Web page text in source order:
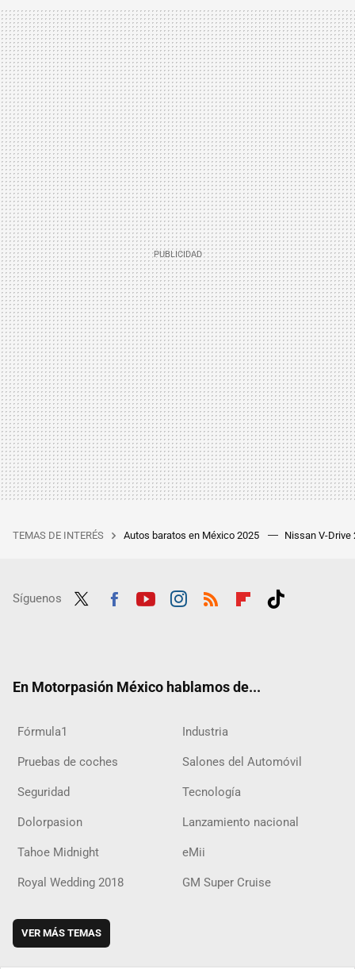
TEMAS DE INTERÉS Autos baratos en México 2025 Nissan V-Drive
Síguenos
En Motorpasión México hablamos de...
Fórmula1 Industria
Pruebas de coches Salones del Automóvil
Seguridad Tecnología
Dolorpasion Lanzamiento nacional
Tahoe Midnight eMii
Royal Wedding 2018 GM Super Cruise
VER MÁS TEMAS